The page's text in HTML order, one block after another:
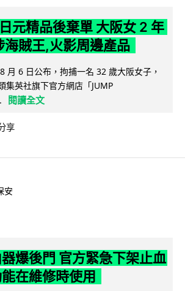
元精品後棄單 大阪女 2 年
海賊王,火影周邊產品
月 6 日公布，拘捕一名 32 歲大阪女子，
集英社旗下官方網店「JUMP
閱讀全文
享
安
爆後門 官方緊急下架止血
在維修時使用